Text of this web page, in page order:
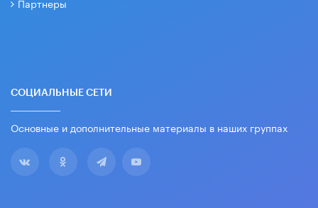
СОЦИАЛЬНЫЕ СЕТИ
Основные и дополнительные материалы в наших группах